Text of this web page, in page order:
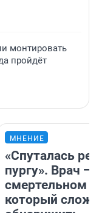
монтировать
пройдёт
МНЕНИЕ
«Спуталась
пургу». Врач —
смертельном
который